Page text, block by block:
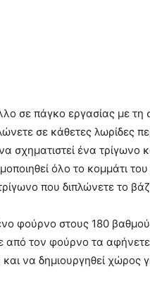
σε πάγκο εργασίας με
σε κάθετες λωρίδες
σχηματιστεί ένα τρίγωνο
όλο το κομμάτι
που διπλώνετε το
φούρνο στους 180
από τον φούρνο τα
να δημιουργηθεί χώρος